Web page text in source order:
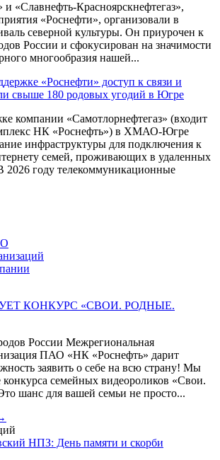
и «Славнефть-Красноярскнефтегаз»,
«Роснефти», организовали в
северной культуры. Он приурочен к
России и сфокусирован на значимости
многообразия нашей...
«Роснефти» доступ к связи и
свыше 180 родовых угодий в Югре
компании «Самотлорнефтегаз» (входит
НК «Роснефть») в ХМАО-Югре
инфраструктуры для подключения к
семей, проживающих в удаленных
2026 году телекоммуникационные
КОНКУРС «СВОИ. РОДНЫЕ.
России Межрегиональная
ПАО «НК «Роснефть» дарит
заявить о себе на всю страну! Мы
конкурса семейных видеороликов «Свои.
шанс для вашей семьи не просто...
НПЗ: День памяти и скорби